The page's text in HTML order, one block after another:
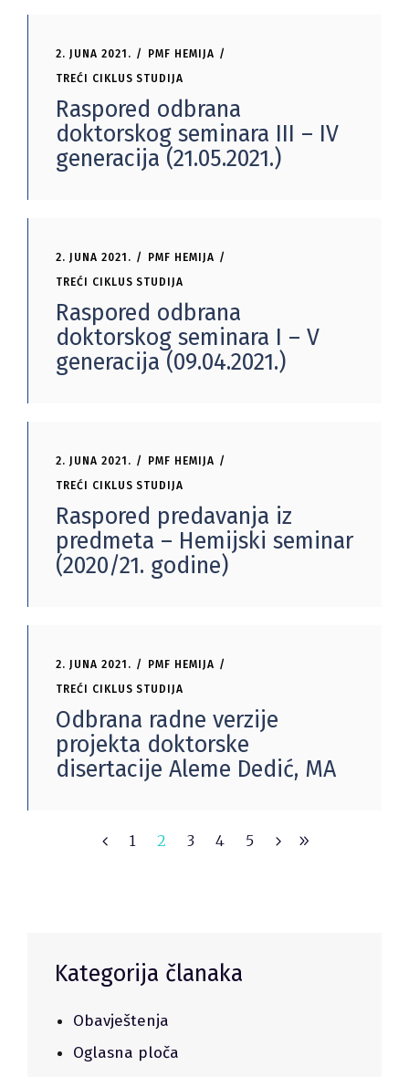
2. JUNA 2021.
PMF HEMIJA
TREĆI CIKLUS STUDIJA
Raspored odbrana
doktorskog seminara III – IV
generacija (21.05.2021.)
2. JUNA 2021.
PMF HEMIJA
TREĆI CIKLUS STUDIJA
Raspored odbrana
doktorskog seminara I – V
generacija (09.04.2021.)
2. JUNA 2021.
PMF HEMIJA
TREĆI CIKLUS STUDIJA
Raspored predavanja iz
predmeta – Hemijski seminar
(2020/21. godine)
2. JUNA 2021.
PMF HEMIJA
TREĆI CIKLUS STUDIJA
Odbrana radne verzije
projekta doktorske
disertacije Aleme Dedić, MA
1 2 3 4 5
Kategorija članaka
Obavještenja
Oglasna ploča